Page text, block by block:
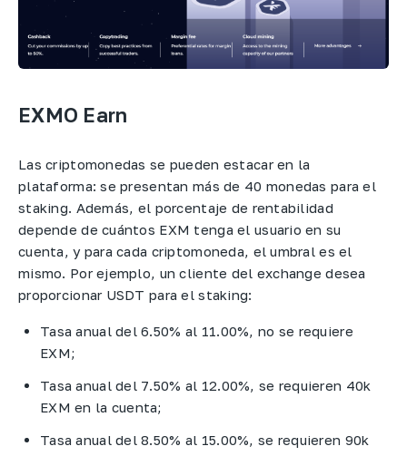
EXMO Earn
Las criptomonedas se pueden estacar en la
plataforma: se presentan más de 40 monedas para el
staking. Además, el porcentaje de rentabilidad
depende de cuántos EXM tenga el usuario en su
cuenta, y para cada criptomoneda, el umbral es el
mismo. Por ejemplo, un cliente del exchange desea
proporcionar USDT para el staking:
Tasa anual del 6.50% al 11.00%, no se requiere
EXM;
Tasa anual del 7.50% al 12.00%, se requieren 40k
EXM en la cuenta;
Tasa anual del 8.50% al 15.00%, se requieren 90k